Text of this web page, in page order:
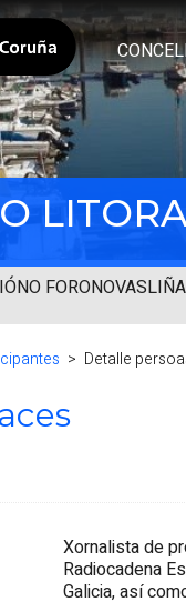
O FORONOVAS
Detalle
Xornalista de
Radiocadena
Galicia, así